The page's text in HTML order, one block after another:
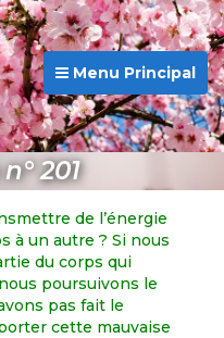
Menu Principal
201
de l’énergie
à un autre ? Si nous
du corps qui
poursuivons le
pas fait le
cette mauvaise